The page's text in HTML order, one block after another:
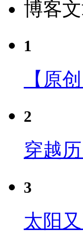
博客
1
【原
2
穿越
3
太阳